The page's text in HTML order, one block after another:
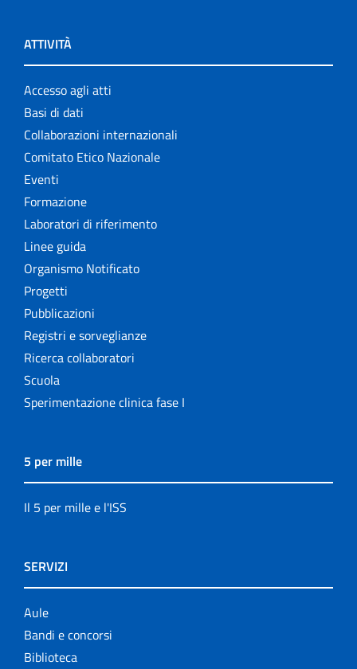
ATTIVITÀ
Accesso agli atti
Basi di dati
Collaborazioni internazionali
Comitato Etico Nazionale
Eventi
Formazione
Laboratori di riferimento
Linee guida
Organismo Notificato
Progetti
Pubblicazioni
Registri e sorveglianze
Ricerca collaboratori
Scuola
Sperimentazione clinica fase I
5 per mille
Il 5 per mille e l'ISS
SERVIZI
Aule
Bandi e concorsi
Biblioteca